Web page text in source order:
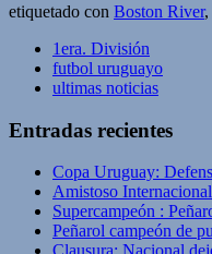
etiquetado con Boston River,
1era. División
futbol uruguayo
ultimas noticias
Entradas recientes
Copa Uruguay:
Amistoso
Supercampeón :
Peñarol campeón de